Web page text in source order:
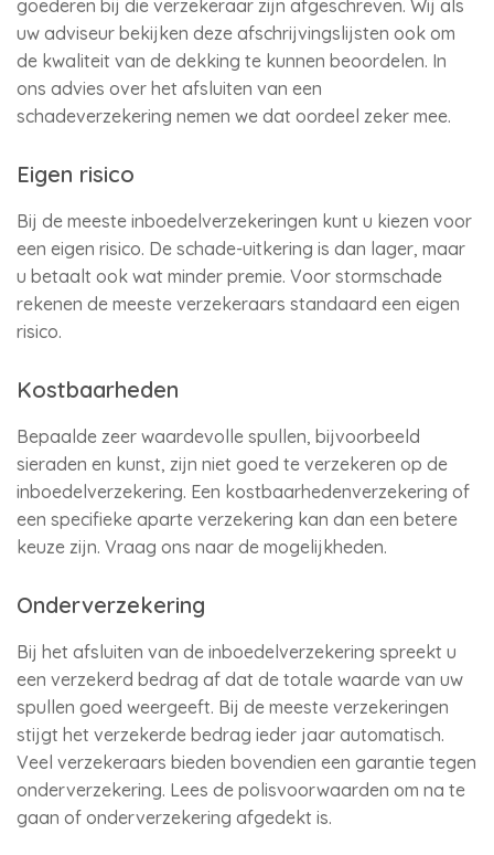
goederen bij die verzekeraar zijn afgeschreven. Wij als
uw adviseur bekijken deze afschrijvingslijsten ook om
de kwaliteit van de dekking te kunnen beoordelen. In
ons advies over het afsluiten van een
schadeverzekering nemen we dat oordeel zeker mee.
Eigen risico
Bij de meeste inboedelverzekeringen kunt u kiezen voor
een eigen risico. De schade-uitkering is dan lager, maar
u betaalt ook wat minder premie. Voor stormschade
rekenen de meeste verzekeraars standaard een eigen
risico.
Kostbaarheden
Bepaalde zeer waardevolle spullen, bijvoorbeeld
sieraden en kunst, zijn niet goed te verzekeren op de
inboedelverzekering. Een kostbaarhedenverzekering of
een specifieke aparte verzekering kan dan een betere
keuze zijn. Vraag ons naar de mogelijkheden.
Onderverzekering
Bij het afsluiten van de inboedelverzekering spreekt u
een verzekerd bedrag af dat de totale waarde van uw
spullen goed weergeeft. Bij de meeste verzekeringen
stijgt het verzekerde bedrag ieder jaar automatisch.
Veel verzekeraars bieden bovendien een garantie tegen
onderverzekering. Lees de polisvoorwaarden om na te
gaan of onderverzekering afgedekt is.